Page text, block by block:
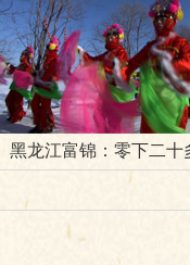
黑龙江富锦：零下二十